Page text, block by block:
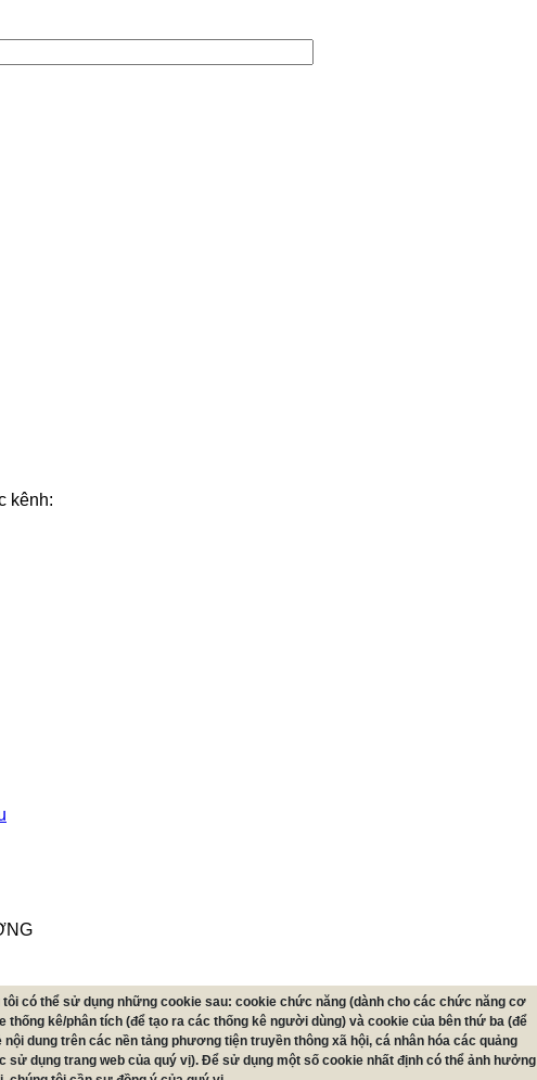
kênh:
tôi có thể sử dụng những cookie sau: cookie chức năng (dành cho các chức năng cơ
thống kê/phân tích (để tạo ra các thống kê người dùng) và cookie của bên thứ ba (để
dung trên các nền tảng phương tiện truyền thông xã hội, cá nhân hóa các quảng
sử dụng trang web của quý vị). Để sử dụng một số cookie nhất định có thể ảnh hưởng